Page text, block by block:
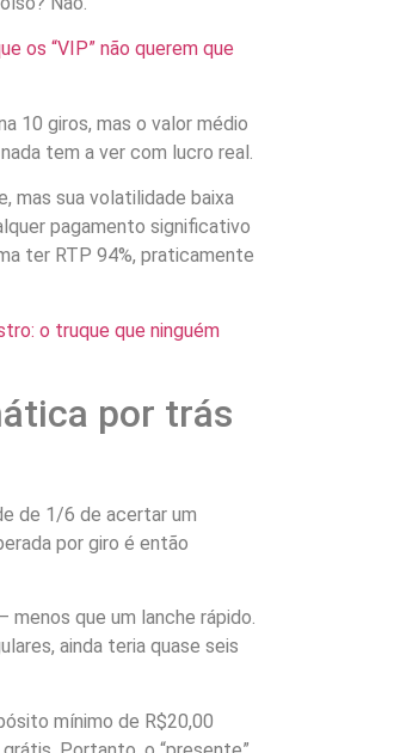
os “VIP” não querem que
10 giros, mas o valor médio
tem a ver com lucro real.
mas sua volatilidade baixa
pagamento significativo
ter RTP 94%, praticamente
o truque que ninguém
por trás
de 1/6 de acertar um
por giro é então
menos que um lanche rápido.
ainda teria quase seis
mínimo de R$20,00